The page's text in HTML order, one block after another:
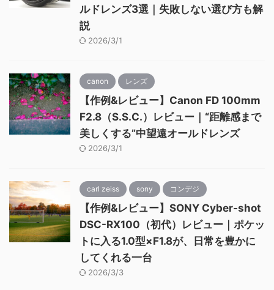
ルドレンズ3選｜失敗しない選び方も解
説
2026/3/1
canon レンズ
【作例&レビュー】Canon FD 100mm
F2.8（S.S.C.）レビュー｜“距離感まで
美しくする”中望遠オールドレンズ
2026/3/1
carl zeiss sony コンデジ
【作例&レビュー】SONY Cyber-shot
DSC-RX100（初代）レビュー｜ポケッ
トに入る1.0型×F1.8が、日常を豊かに
してくれる一台
2026/3/3